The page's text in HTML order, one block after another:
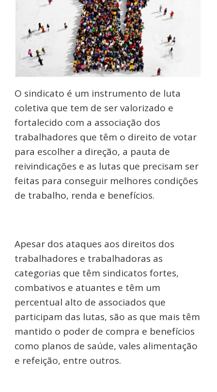
O sindicato é um instrumento de luta
coletiva que tem de ser valorizado e
fortalecido com a associação dos
trabalhadores que têm o direito de votar
para escolher a direção, a pauta de
reivindicações e as lutas que precisam ser
feitas para conseguir melhores condições
de trabalho, renda e benefícios.
Apesar dos ataques aos direitos dos
trabalhadores e trabalhadoras as
categorias que têm sindicatos fortes,
combativos e atuantes e têm um
percentual alto de associados que
participam das lutas, são as que mais têm
mantido o poder de compra e benefícios
como planos de saúde, vales alimentação
e refeição, entre outros.